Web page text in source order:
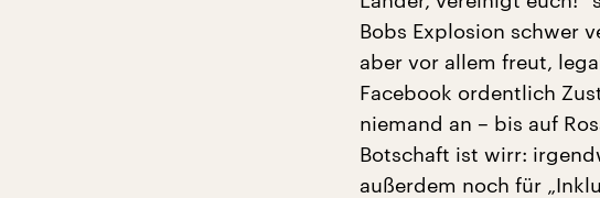
Bobs Explosion schwer
aber vor allem freut,
Facebook ordentlich
niemand an – bis auf
Botschaft ist wirr:
außerdem noch für